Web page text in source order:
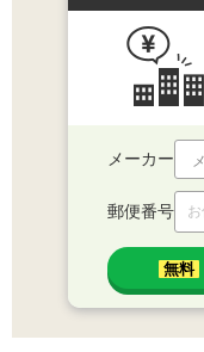
メーカー
郵便番号
無料